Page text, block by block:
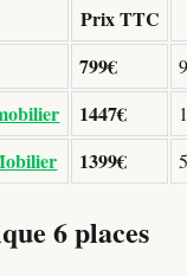
Prix TTC
799€
1447€
1399€
6 places